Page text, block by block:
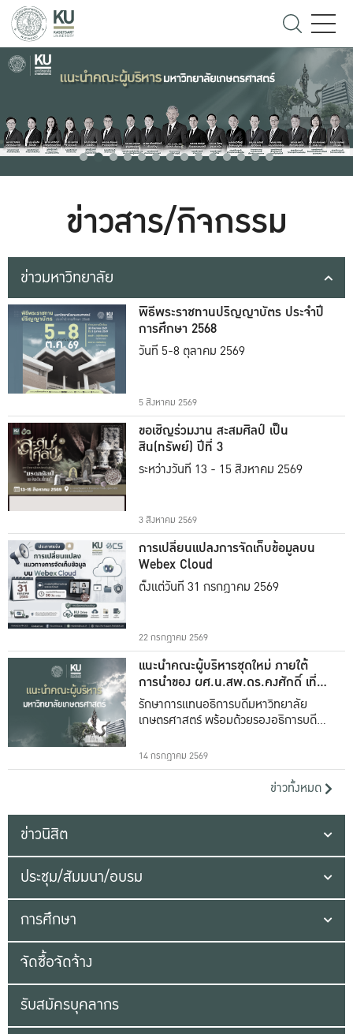
ข่าวสาร/กิจกรรม
ข่าวมหาวิทยาลัย
พิธีพระราชทานปริญญาบัตร ประจำปี
การศึกษา 2568
วันที่ 5-8 ตุลาคม 2569
5 สิงหาคม 2569
ขอเชิญร่วมงาน สะสมศิลป์ เป็น
สิน(ทรัพย์) ปีที่ 3
ระหว่างวันที่ 13 - 15 สิงหาคม 2569
3 สิงหาคม 2569
การเปลี่ยนแปลงการจัดเก็บข้อมูลบน
Webex Cloud
ตั้งแต่วันที่ 31 กรกฎาคม 2569
22 กรกฎาคม 2569
แนะนำคณะผู้บริหารชุดใหม่ ภายใต้
การนำของ ผศ.น.สพ.ดร.คงศักดิ์ เที่ยง
ธรรม
รักษาการแทนอธิการบดีมหาวิทยาลัย
เกษตรศาสตร์ พร้อมด้วยรองอธิการบดีทั้ง
14 กรกฎาคม 2569
ข่าวทั้งหมด
ข่าวนิสิต
ประชุม/สัมมนา/อบรม
การศึกษา
จัดซื้อจัดจ้าง
รับสมัครบุคลากร